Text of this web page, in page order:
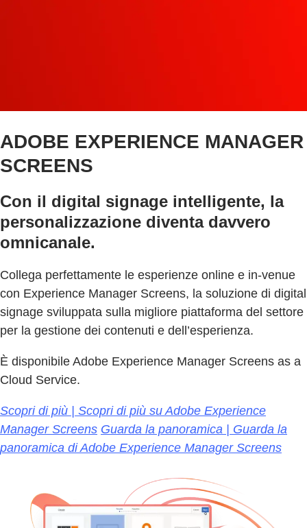
ADOBE EXPERIENCE MANAGER
SCREENS
Con il digital signage intelligente, la
personalizzazione diventa davvero
omnicanale.
Collega perfettamente le esperienze online e in-venue
con Experience Manager Screens, la soluzione di digital
signage sviluppata sulla migliore piattaforma del settore
per la gestione dei contenuti e dell’esperienza.
È disponibile Adobe Experience Manager Screens as a
Cloud Service.
Scopri di più | Scopri di più su Adobe Experience
Manager Screens Guarda la panoramica | Guarda la
panoramica di Adobe Experience Manager Screens